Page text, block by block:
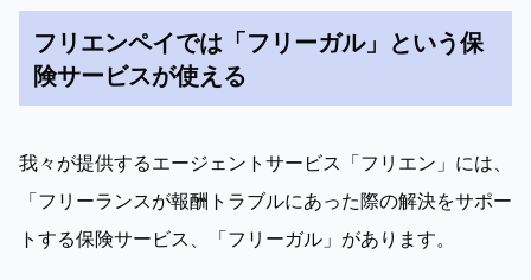
フリエンペイでは「フリーガル」という保
険サービスが使える
我々が提供するエージェントサービス「フリエン」には、
「フリーランスが報酬トラブルにあった際の解決をサポー
トする保険サービス、「フリーガル」があります。